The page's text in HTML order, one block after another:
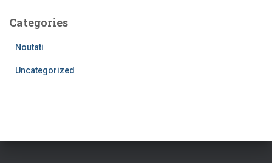
Categories
Noutati
Uncategorized